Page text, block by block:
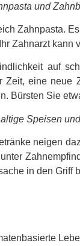
und
Zahnpasta.
Zahnarzt kann
auf
Zeit, eine neue
Bürsten Sie
Speisen
neigen
in den Griff